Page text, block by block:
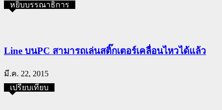
หยิบบรรณาธิการ
Line บนPC สามารถเล่นสติ๊กเตอร์เคลื่อนไหวได้แล้ว
มี.ค. 22, 2015
เปรียบเทียบ